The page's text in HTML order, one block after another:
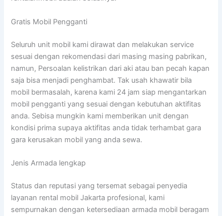
Gratis Mobil Pengganti
Seluruh unit mobil kami dirawat dan melakukan service
sesuai dengan rekomendasi dari masing masing pabrikan,
namun, Persoalan kelistrikan dari aki atau ban pecah kapan
saja bisa menjadi penghambat. Tak usah khawatir bila
mobil bermasalah, karena kami 24 jam siap mengantarkan
mobil pengganti yang sesuai dengan kebutuhan aktifitas
anda. Sebisa mungkin kami memberikan unit dengan
kondisi prima supaya aktifitas anda tidak terhambat gara
gara kerusakan mobil yang anda sewa.
Jenis Armada lengkap
Status dan reputasi yang tersemat sebagai penyedia
layanan rental mobil Jakarta profesional, kami
sempurnakan dengan ketersediaan armada mobil beragam